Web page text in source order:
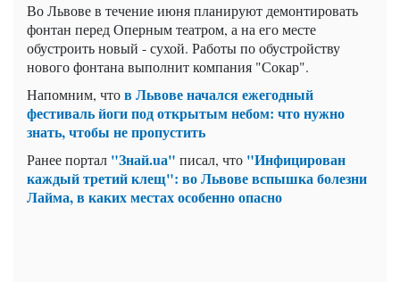
Во Львове в течение июня планируют демонтировать
фонтан перед Оперным театром, а на его месте
обустроить новый - сухой. Работы по обустройству
нового фонтана выполнит компания "Сокар".
Напомним, чтов Львове начался ежегодный
фестиваль йоги под открытым небом: что нужно
знать, чтобы не пропустить
Ранее портал "Знай.uа" писал, что "Инфицирован
каждый третий клещ": во Львове вспышка болезни
Лайма, в каких местах особенно опасно